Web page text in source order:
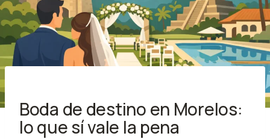
Boda de destino en Morelos:
lo que sí vale la pena